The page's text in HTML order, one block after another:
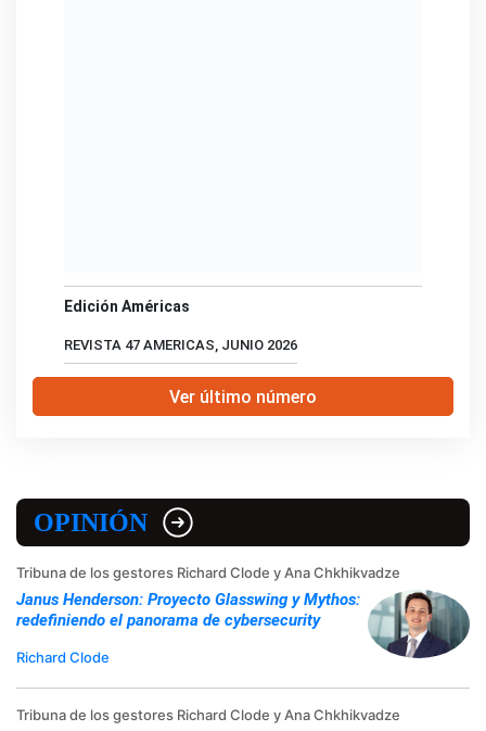
Edición Américas
REVISTA 47 AMERICAS, JUNIO 2026
Ver último número
OPINIÓN
Tribuna de los gestores Richard Clode y Ana Chkhikvadze
Janus Henderson: Proyecto Glasswing y Mythos:
redefiniendo el panorama de cybersecurity
Richard Clode
Tribuna de los gestores Richard Clode y Ana Chkhikvadze